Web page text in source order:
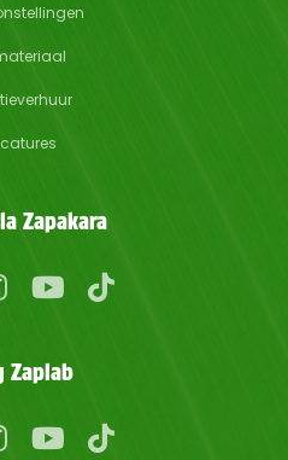
Zapakara
Zaplab